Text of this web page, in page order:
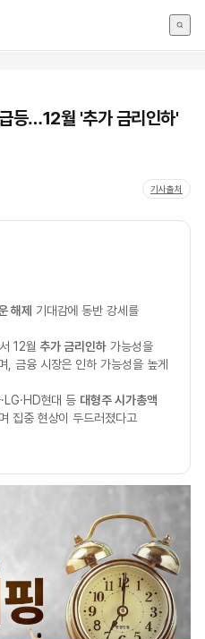
등…12월 '추가 금리인하'
기사출처
해제
기대감에 동반 강세를
12월추가 금리인하가능성을
, 금융 시장은 인하 가능성을 높게
현대 등 대형주 시가총액
집중 현상이 두드러졌다고